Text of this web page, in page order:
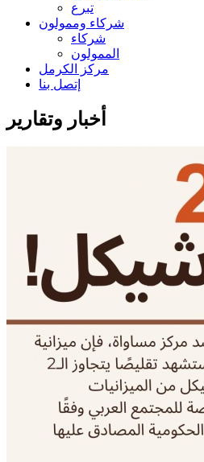
تبرع
شركاء وممولون
شركاء
الممولون
مركز الكرمل
إتصل بنا
أخبار وتقارير